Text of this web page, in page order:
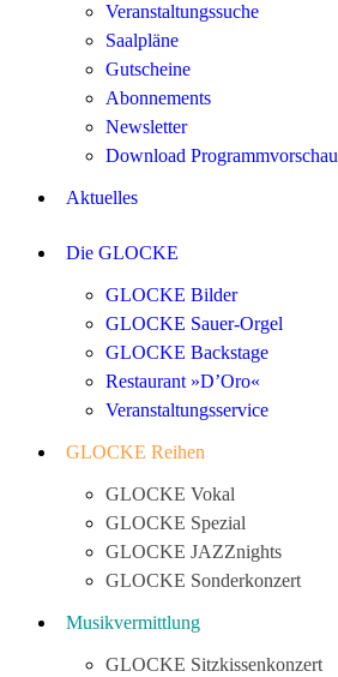
Veranstaltungssuche
Saalpläne
Gutscheine
Abonnements
Newsletter
Download Programmvorschau
Aktuelles
Die GLOCKE
GLOCKE Bilder
GLOCKE Sauer-Orgel
GLOCKE Backstage
Restaurant »D’Oro«
Veranstaltungsservice
GLOCKE Reihen
GLOCKE Vokal
GLOCKE Spezial
GLOCKE JAZZnights
GLOCKE Sonderkonzert
Musikvermittlung
GLOCKE Sitzkissenkonzert